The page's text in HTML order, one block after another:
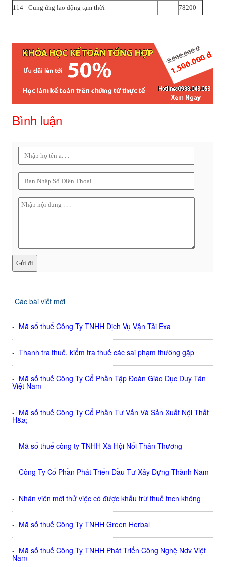
114 Cung ứng lao động tạm thời 78200
Bình luận
Các bài viết mới
- Mã số thuế Công Ty TNHH Dịch Vụ Vận Tải Exa
- Thanh tra thuế, kiểm tra thuế các sai phạm thường gặp
- Mã số thuế Công Ty Cổ Phần Tập Đoàn Giáo Dục Duy Tân
Việt Nam
- Mã số thuế Công Ty Cổ Phần Tư Vấn Và Sản Xuất Nội Thất
H&a;
- Mã số thuế công ty TNHH Xã Hội Nối Thân Thương
- Công Ty Cổ Phần Phát Triển Đầu Tư Xây Dựng Thành Nam
- Nhân viên mới thử việc có được khấu trừ thuế tncn không
- Mã số thuế Công Ty TNHH Green Herbal
- Mã số thuế Công Ty TNHH Phát Triển Công Nghệ Ndv Việt
Nam